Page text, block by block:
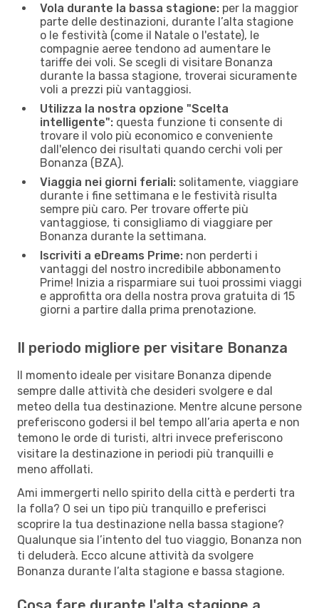
Vola durante la bassa stagione: per la maggior
parte delle destinazioni, durante l’alta stagione
o le festività (come il Natale o l'estate), le
compagnie aeree tendono ad aumentare le
tariffe dei voli. Se scegli di visitare Bonanza
durante la bassa stagione, troverai sicuramente
voli a prezzi più vantaggiosi.
Utilizza la nostra opzione "Scelta
intelligente": questa funzione ti consente di
trovare il volo più economico e conveniente
dall'elenco dei risultati quando cerchi voli per
Bonanza (BZA).
Viaggia nei giorni feriali: solitamente, viaggiare
durante i fine settimana e le festività risulta
sempre più caro. Per trovare offerte più
vantaggiose, ti consigliamo di viaggiare per
Bonanza durante la settimana.
Iscriviti a eDreams Prime: non perderti i
vantaggi del nostro incredibile abbonamento
Prime! Inizia a risparmiare sui tuoi prossimi viaggi
e approfitta ora della nostra prova gratuita di 15
giorni a partire dalla prima prenotazione.
Il periodo migliore per visitare Bonanza
Il momento ideale per visitare Bonanza dipende
sempre dalle attività che desideri svolgere e dal
meteo della tua destinazione. Mentre alcune persone
preferiscono godersi il bel tempo all’aria aperta e non
temono le orde di turisti, altri invece preferiscono
visitare la destinazione in periodi più tranquilli e
meno affollati.
Ami immergerti nello spirito della città e perderti tra
la folla? O sei un tipo più tranquillo e preferisci
scoprire la tua destinazione nella bassa stagione?
Qualunque sia l’intento del tuo viaggio, Bonanza non
ti deluderà. Ecco alcune attività da svolgere
Bonanza durante l’alta stagione e bassa stagione.